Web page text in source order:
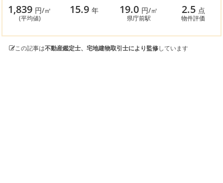
1,839 円/㎡
(平均値)
15.9年 19.0 円/㎡
県庁前駅
2.5 点
物件評価
この記事は不動産鑑定士、宅地建物取引士により監修しています